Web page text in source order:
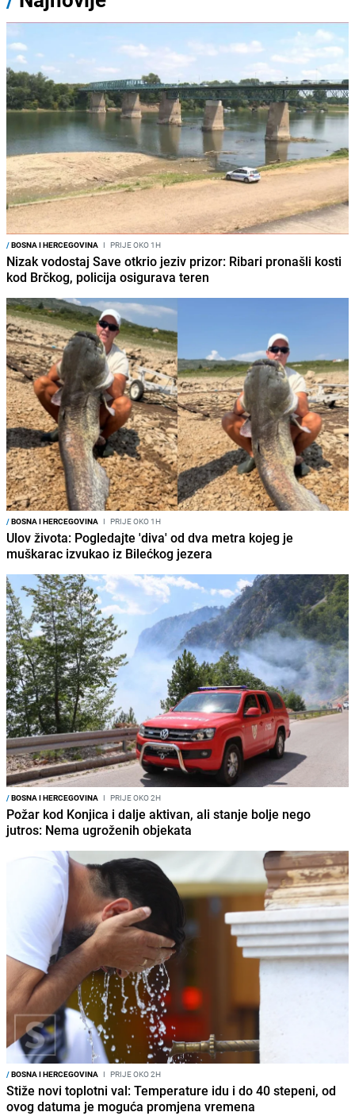
/BOSNA I HERCEGOVINA I PRIJE OKO 1H
Nizak vodostaj Save otkrio jeziv prizor: Ribari pronašli kosti
kod Brčkog, policija osigurava teren
/BOSNA I HERCEGOVINA I PRIJE OKO 1H
Ulov života: Pogledajte 'diva' od dva metra kojeg je
muškarac izvukao iz Bilećkog jezera
/BOSNA I HERCEGOVINA I PRIJE OKO 2H
Požar kod Konjica i dalje aktivan, ali stanje bolje nego
jutros: Nema ugroženih objekata
/BOSNA I HERCEGOVINA I PRIJE OKO 2H
Stiže novi toplotni val: Temperature idu i do 40 stepeni, od
ovog datuma je moguća promjena vremena